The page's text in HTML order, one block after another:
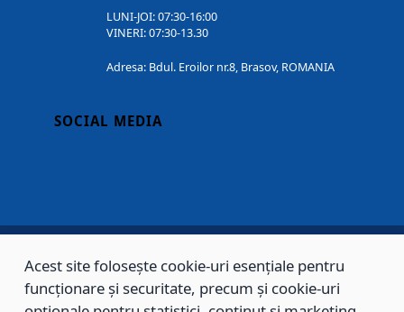
LUNI-JOI: 07:30-16:00
VINERI: 07:30-13.30
Adresa: Bdul. Eroilor nr.8, Brasov, ROMANIA
SOCIAL MEDIA
Copyright © 2002 - 2026 - PRIMĂRIA MUNICIPIULUI BRAȘOV, toate drepturile
rezervate.
Acest site folosește cookie-uri esențiale pentru
funcționare și securitate, precum și cookie-uri